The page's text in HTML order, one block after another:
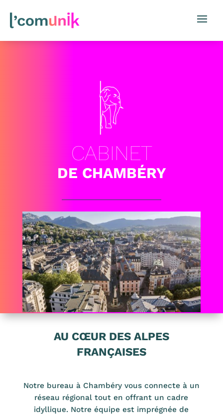
CABINET
DE CHAMBÉRY
AU CŒUR DES ALPES
FRANÇAISES
Notre bureau à Chambéry vous connecte à un
réseau régional tout en offrant un cadre
idyllique. Notre équipe est imprégnée de